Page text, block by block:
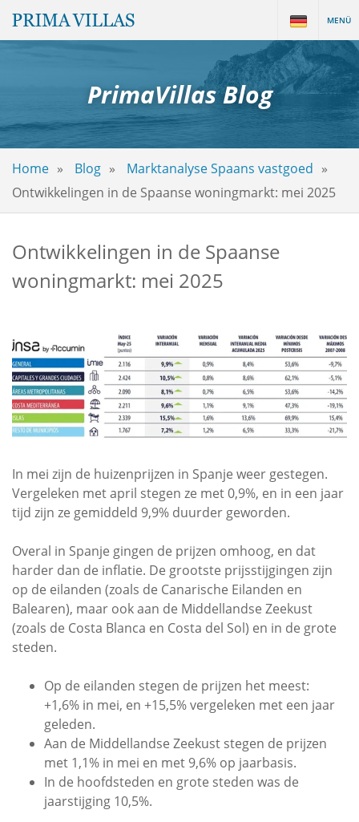
MENÜ
PrimaVillas Blog
Home Blog
Marktanalyse Spaans vastgoed
Ontwikkelingen in de Spaanse woningmarkt: mei 2025
Ontwikkelingen in de Spaanse
woningmarkt: mei 2025
In mei zijn de huizenprijzen in Spanje weer gestegen.
Vergeleken met april stegen ze met 0,9%, en in een jaar
tijd zijn ze gemiddeld 9,9% duurder geworden.
Overal in Spanje gingen de prijzen omhoog, en dat
harder dan de inflatie. De grootste prijsstijgingen zijn
op de eilanden (zoals de Canarische Eilanden en
Balearen), maar ook aan de Middellandse Zeekust
(zoals de Costa Blanca en Costa del Sol) en in de grote
steden.
Op de eilanden stegen de prijzen het meest:
+1,6% in mei, en +15,5% vergeleken met een jaar
geleden.
Aan de Middellandse Zeekust stegen de prijzen
met 1,1% in mei en met 9,6% op jaarbasis.
In de hoofdsteden en grote steden was de
jaarstijging 10,5%.